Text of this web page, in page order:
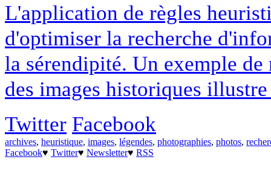
L'application de règles
d'optimiser la recherche
la sérendipité. Un exemple
des images historiques
Twitter Facebook
archives, heuristique, images, légendes, photographies, photos,
Facebook♥ Twitter♥ Newsletter♥ RSS